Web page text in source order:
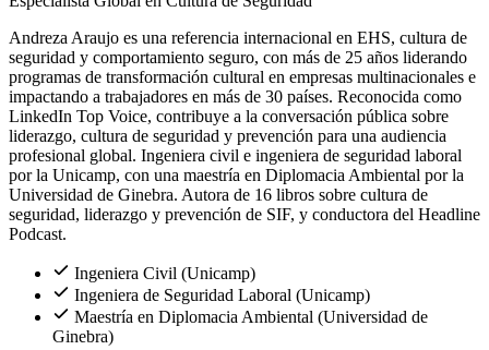
Andreza Araujo es una referencia internacional en EHS, cultura de
seguridad y comportamiento seguro, con más de 25 años liderando
programas de transformación cultural en empresas multinacionales e
impactando a trabajadores en más de 30 países. Reconocida como
LinkedIn Top Voice, contribuye a la conversación pública sobre
liderazgo, cultura de seguridad y prevención para una audiencia
profesional global. Ingeniera civil e ingeniera de seguridad laboral
por la Unicamp, con una maestría en Diplomacia Ambiental por la
Universidad de Ginebra. Autora de 16 libros sobre cultura de
seguridad, liderazgo y prevención de SIF, y conductora del Headline
Podcast.
Ingeniera Civil (Unicamp)
Ingeniera de Seguridad Laboral (Unicamp)
Maestría en Diplomacia Ambiental (Universidad de
Ginebra)